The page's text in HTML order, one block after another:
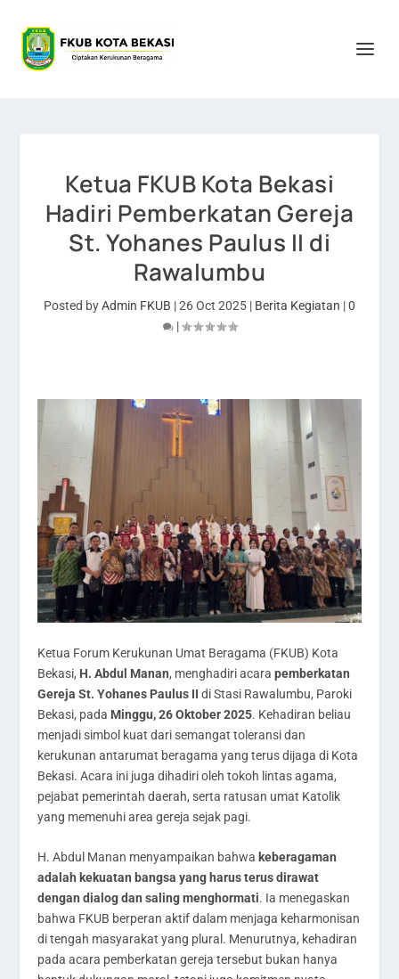
Ketua FKUB Kota Bekasi
Hadiri Pemberkatan Gereja
St. Yohanes Paulus II di
Rawalumbu
Posted byAdmin FKUB |26 Oct 2025 | Berita Kegiatan |0
|
Ketua Forum Kerukunan Umat Beragama (FKUB) Kota
Bekasi, H. Abdul Manan, menghadiri acarapemberkatan
Gereja St. Yohanes Paulus II di Stasi Rawalumbu, Paroki
Bekasi, pada Minggu, 26 Oktober 2025. Kehadiran beliau
menjadi simbol kuat dari semangat toleransi dan
kerukunan antarumat beragama yang terus dijaga di Kota
Bekasi. Acara ini juga dihadiri oleh tokoh lintas agama,
pejabat pemerintah daerah, serta ratusan umat Katolik
yang memenuhi area gereja sejak pagi.
H. Abdul Manan menyampaikan bahwa keberagaman
adalah kekuatan bangsa yang harus terus dirawat
dengan dialog dan saling menghormati. Ia menegaskan
bahwa FKUB berperan aktif dalam menjaga keharmonisan
di tengah masyarakat yang plural. Menurutnya, kehadiran
pada acara pemberkatan gereja tersebut bukan hanya